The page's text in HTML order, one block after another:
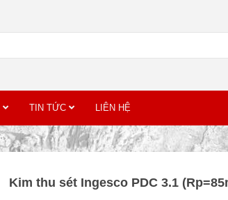
TIN TỨC LIÊN HỆ
Kim thu sét Ingesco PDC 3.1